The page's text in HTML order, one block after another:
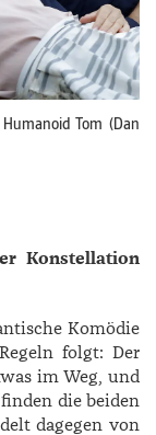
Tom (Dan
Konstellation
Komödie
folgt: Der
im Weg, und
die beiden
dagegen von